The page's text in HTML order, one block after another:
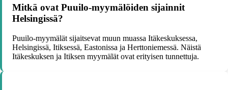
Mitkä ovat Puuilo-myymälöiden sijainnit
Helsingissä?
Puuilo-myymälät sijaitsevat muun muassa Itäkeskuksessa,
Helsingissä, Itiksessä, Eastonissa ja Herttoniemessä. Näistä
Itäkeskuksen ja Itiksen myymälät ovat erityisen tunnettuja.